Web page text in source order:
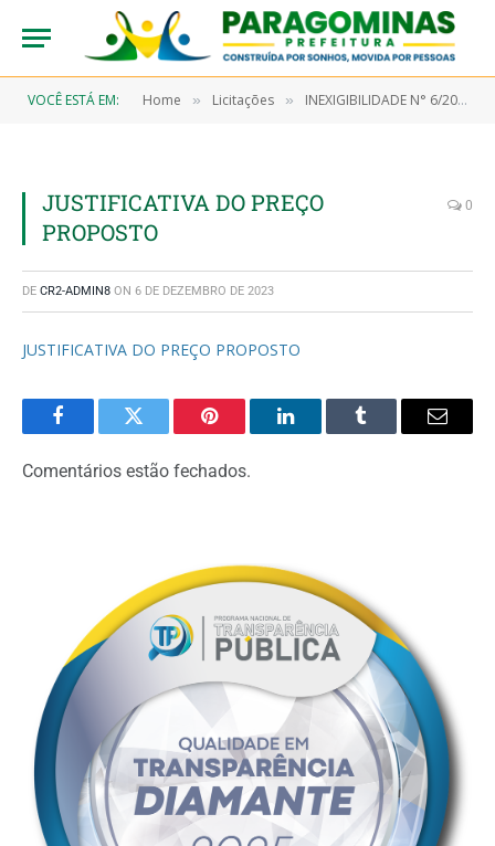
VOCÊ ESTÁ EM: Home » Licitações » INEXIGIBILIDADE N° 6/2022-00022 (CONSTATAÇÃO DE EMPRESA PARA EXECUÇÃO DE SERVIÇOS DE ASSESSORIA E CONSULTORIA JURÍDICA ESPECIALIZADA, VISANDO ATUAR JUNTO AO TRIBUNAL DE JUSTIÇA DO ESTADO DO PARÁ, TRIBUNAL DE CONTAS DOS MUNICÍPIOS E DEMAIS ÓRGÃOS DE CONTROLE EXTERNOS NA CIDADE BELÉM/PA)
JUSTIFICATIVA DO PREÇO
PROPOSTO
0
DE CR2-ADMIN8 ON 6 DE DEZEMBRO DE 2023
JUSTIFICATIVA DO PREÇO PROPOSTO
FacebookTwitter Pinterest LinkedInTumblr Email
Comentários estão fechados.